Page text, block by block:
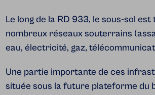
Le long de la RD 933, le sous-sol
nombreux réseaux souterrains
eau, électricité, gaz,
Une partie importante de ces
située sous la future plateforme du